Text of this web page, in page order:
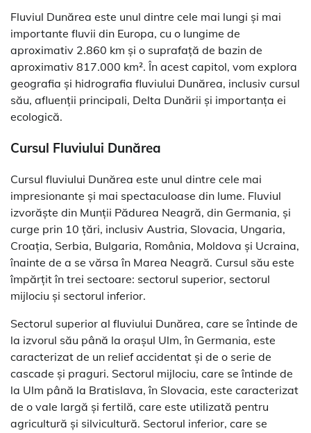
Fluviul Dunărea este unul dintre cele mai lungi și mai
importante fluvii din Europa, cu o lungime de
aproximativ 2.860 km și o suprafață de bazin de
aproximativ 817.000 km². În acest capitol, vom explora
geografia și hidrografia fluviului Dunărea, inclusiv cursul
său, afluenții principali, Delta Dunării și importanța ei
ecologică.
Cursul Fluviului Dunărea
Cursul fluviului Dunărea este unul dintre cele mai
impresionante și mai spectaculoase din lume. Fluviul
izvorăște din Munții Pădurea Neagră, din Germania, și
curge prin 10 țări, inclusiv Austria, Slovacia, Ungaria,
Croația, Serbia, Bulgaria, România, Moldova și Ucraina,
înainte de a se vărsa în Marea Neagră. Cursul său este
împărțit în trei sectoare: sectorul superior, sectorul
mijlociu și sectorul inferior.
Sectorul superior al fluviului Dunărea, care se întinde de
la izvorul său până la orașul Ulm, în Germania, este
caracterizat de un relief accidentat și de o serie de
cascade și praguri. Sectorul mijlociu, care se întinde de
la Ulm până la Bratislava, în Slovacia, este caracterizat
de o vale largă și fertilă, care este utilizată pentru
agricultură și silvicultură. Sectorul inferior, care se